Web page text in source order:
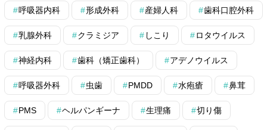
呼吸器内科 形成外科 産婦人科 歯科口腔外科
乳腺外科 クラミジア しこり ロタウイルス
神経内科 歯科（矯正歯科） アデノウイルス
呼吸器外科 虫歯 PMDD 水疱瘡 鼻茸
PMS ヘルパンギーナ 生理痛 切り傷